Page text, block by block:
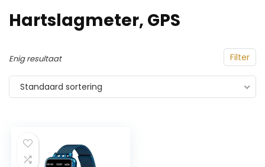
‎Hartslagmeter, GPS
Filter
Enig resultaat
Standaard sortering